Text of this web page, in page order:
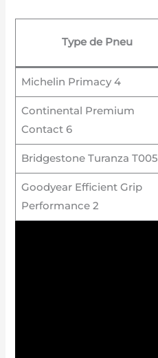
Type de Pneu
Michelin Primacy 4
Continental Premium
Contact 6
Bridgestone Turanza T005
Goodyear Efficient Grip
Performance 2